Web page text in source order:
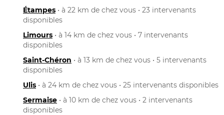
Étampes • à 22 km de chez vous • 23 intervenants
disponibles
Limours • à 14 km de chez vous • 7 intervenants
disponibles
Saint-Chéron • à 13 km de chez vous • 5 intervenants
disponibles
Ulis • à 24 km de chez vous • 25 intervenants disponibles
Sermaise • à 10 km de chez vous • 2 intervenants
disponibles